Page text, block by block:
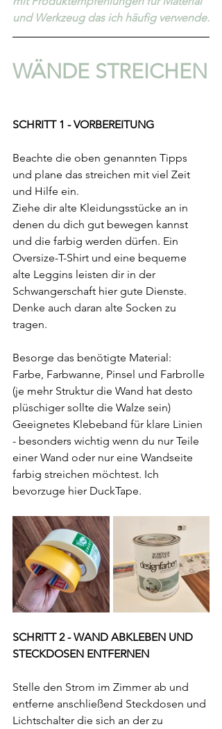
und Werkzeug das ich häufig verwende.
WÄNDE STREICHEN
SCHRITT 1 - VORBEREITUNG
Beachte die oben genannten Tipps
und plane das streichen mit viel Zeit
und Hilfe ein.
Ziehe dir alte Kleidungsstücke an in
denen du dich gut bewegen kannst
und die farbig werden dürfen. Ein
Oversize-T-Shirt und eine bequeme
alte Leggins leisten dir in der
Schwangerschaft hier gute Dienste.
Denke auch daran alte Socken zu
tragen.
Besorge das benötigte Material:
Farbe, Farbwanne, Pinsel und Farbrolle
(je mehr Struktur die Wand hat desto
plüschiger sollte die Walze sein)
Geeignetes Klebeband für klare Linien
- besonders wichtig wenn du nur Teile
einer Wand oder nur eine Wandseite
farbig streichen möchtest. Ich
bevorzuge hier DuckTape.
SCHRITT 2 - WAND ABKLEBEN UND
STECKDOSEN ENTFERNEN
Stelle den Strom im Zimmer ab und
entferne anschließend Steckdosen und
Lichtschalter die sich an der zu